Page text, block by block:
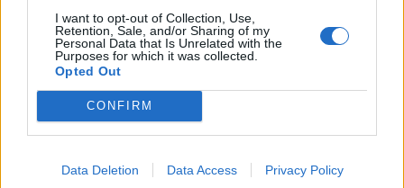
I want to opt-out of Collection, Use,
Retention, Sale, and/or Sharing of my
Personal Data that Is Unrelated with the
Purposes for which it was collected.
Opted Out
CONFIRM
Data Deletion Data Access Privacy Policy
jegybankok ameddig csak lehet, átnéznek a krízisen,
bízva abban, hogy ha lesz is inflációs sokk, az kicsi
lesz és rövid ideig fog hatni.
EZ AZ IDŐSZAK AZONBAN MOST VÉGET ÉR, AZ
EURÓPAI KÖZPONTI BANK PEDIG A VILÁG